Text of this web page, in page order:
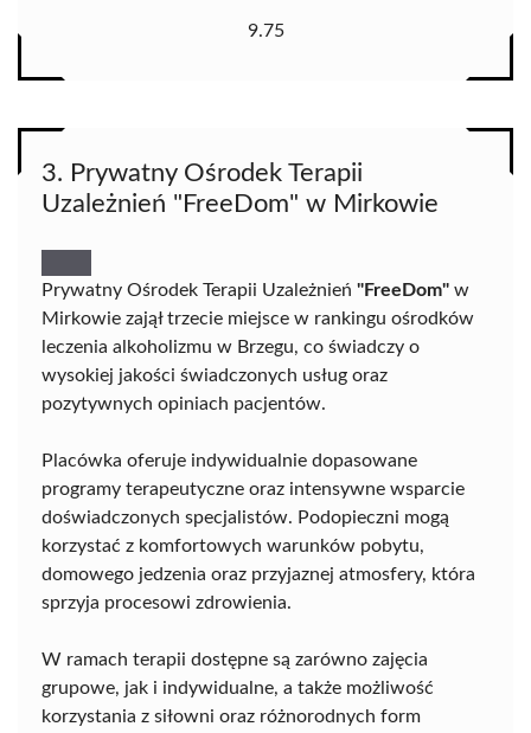
9.75
3. Prywatny Ośrodek Terapii
Uzależnień "FreeDom" w Mirkowie
Prywatny Ośrodek Terapii Uzależnień "FreeDom" w
Mirkowie zajął trzecie miejsce w rankingu ośrodków
leczenia alkoholizmu w Brzegu, co świadczy o
wysokiej jakości świadczonych usług oraz
pozytywnych opiniach pacjentów.
Placówka oferuje indywidualnie dopasowane
programy terapeutyczne oraz intensywne wsparcie
doświadczonych specjalistów. Podopieczni mogą
korzystać z komfortowych warunków pobytu,
domowego jedzenia oraz przyjaznej atmosfery, która
sprzyja procesowi zdrowienia.
W ramach terapii dostępne są zarówno zajęcia
grupowe, jak i indywidualne, a także możliwość
korzystania z siłowni oraz różnorodnych form